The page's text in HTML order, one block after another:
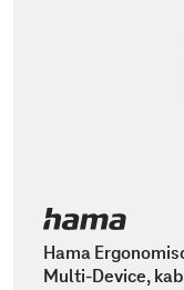
Hama
Multi-Device,